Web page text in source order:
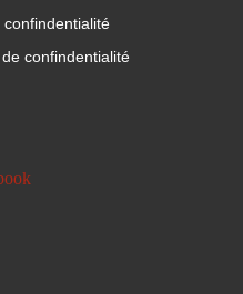
confindentialité